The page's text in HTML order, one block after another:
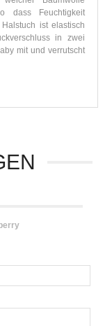
dass Feuchtigkeit
ist elastisch
in zwei
mit und verrutscht